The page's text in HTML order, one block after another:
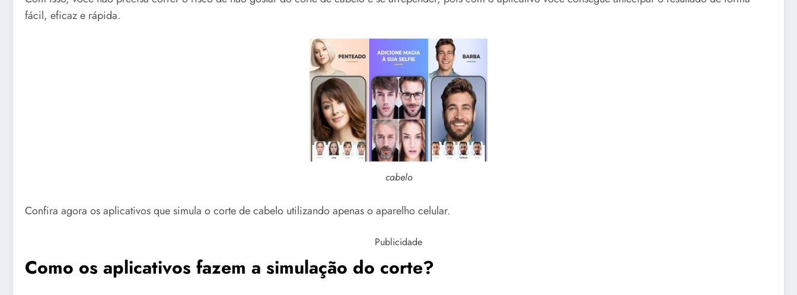
fácil, eficaz e rápida.
cabelo
Confira agora os aplicativos que simula o corte de cabelo utilizando apenas o aparelho celular.
Publicidade
Como os aplicativos fazem a simulação do corte?